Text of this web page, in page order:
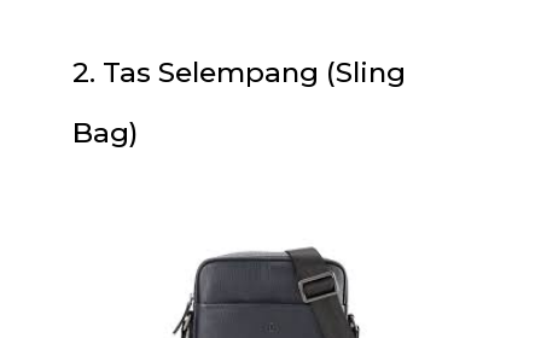
2. Tas Selempang (Sling
Bag)